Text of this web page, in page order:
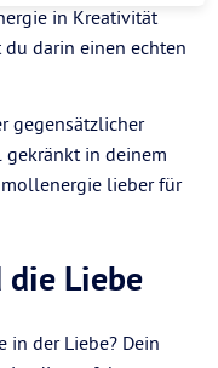
in Kreativität
du darin einen echten
gegensätzlicher
in deinem
lieber für
die Liebe
in der Liebe? Dein